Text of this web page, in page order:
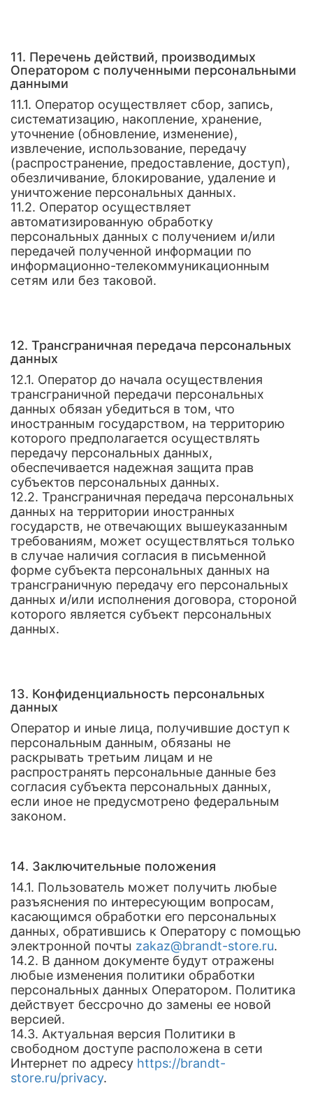
11. Перечень действий, производимых
Оператором с полученными персональными
данными
11.1. Оператор осуществляет сбор, запись,
систематизацию, накопление, хранение,
уточнение (обновление, изменение),
извлечение, использование, передачу
(распространение, предоставление, доступ),
обезличивание, блокирование, удаление и
уничтожение персональных данных.
11.2. Оператор осуществляет
автоматизированную обработку
персональных данных с получением и/или
передачей полученной информации по
информационно-телекоммуникационным
сетям или без таковой.
12. Трансграничная передача персональных
данных
12.1. Оператор до начала осуществления
трансграничной передачи персональных
данных обязан убедиться в том, что
иностранным государством, на территорию
которого предполагается осуществлять
передачу персональных данных,
обеспечивается надежная защита прав
субъектов персональных данных.
12.2. Трансграничная передача персональных
данных на территории иностранных
государств, не отвечающих вышеуказанным
требованиям, может осуществляться только
в случае наличия согласия в письменной
форме субъекта персональных данных на
трансграничную передачу его персональных
данных и/или исполнения договора, стороной
которого является субъект персональных
данных.
13. Конфиденциальность персональных
данных
Оператор и иные лица, получившие доступ к
персональным данным, обязаны не
раскрывать третьим лицам и не
распространять персональные данные без
согласия субъекта персональных данных,
если иное не предусмотрено федеральным
законом.
14. Заключительные положения
14.1. Пользователь может получить любые
разъяснения по интересующим вопросам,
касающимся обработки его персональных
данных, обратившись к Оператору с помощью
электронной почты zakaz@brandt-store.ru.
14.2. В данном документе будут отражены
любые изменения политики обработки
персональных данных Оператором. Политика
действует бессрочно до замены ее новой
версией.
14.3. Актуальная версия Политики в
свободном доступе расположена в сети
Интернет по адресу https://brandt-
store.ru/privacy.